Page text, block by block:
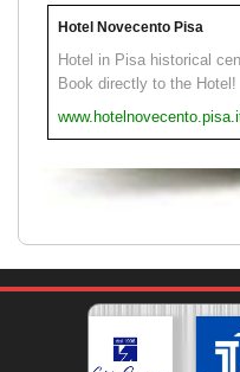
Hotel Novecento Pisa
Hotel in Pisa historical
Book directly to the Hotel!